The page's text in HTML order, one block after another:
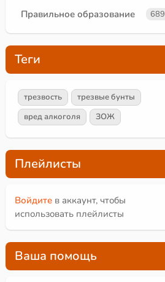
Правильное образование 689
Теги
трезвость
трезвые бунты
вред алкоголя
ЗОЖ
Плейлисты
Войдите в аккаунт, чтобы
использовать плейлисты
Ваша помощь